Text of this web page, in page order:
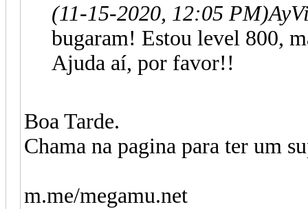
(11-15-2020, 12:05 PM)
bugaram! Estou level 800,
Ajuda aí, por favor!!
Boa Tarde.
Chama na pagina para ter um
m.me/megamu.net